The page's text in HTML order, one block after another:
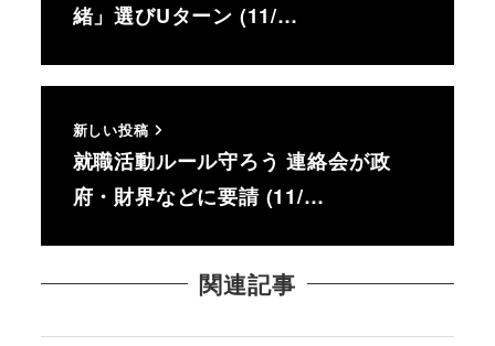
緒」選びUターン (11/…
新しい投稿
就職活動ルール守ろう 連絡会が政
府・財界などに要請 (11/…
関連記事